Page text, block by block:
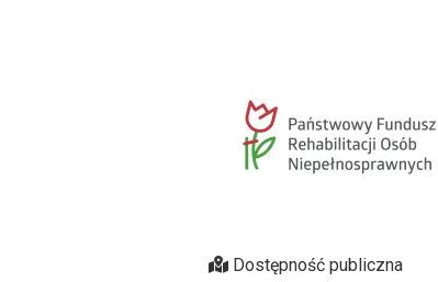
Dostępność publiczna